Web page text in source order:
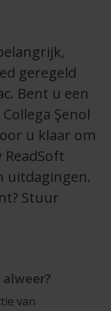
geregeld
Bent u een
Şenol
u klaar om
uitdagingen.
Stuur
van